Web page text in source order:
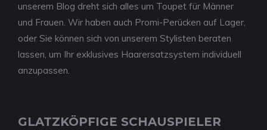
unserem Blog dreht sich alles um Toupet für Männer
und Frauen. Wir haben auch Promi-Perücken auf Lager,
oder Sie können sich von unserem Stylisten beraten
lassen, um Ihr exklusives Haarersatzsystem individuell
anzupassen.
GLATZKÖPFIGE SCHAUSPIELER